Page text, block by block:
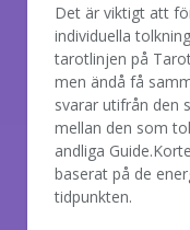
Det är viktigt att
individuella
tarotlinjen på
men ändå få
svarar utifrån den
mellan den som
andliga
baserat på de
tidpunkten.